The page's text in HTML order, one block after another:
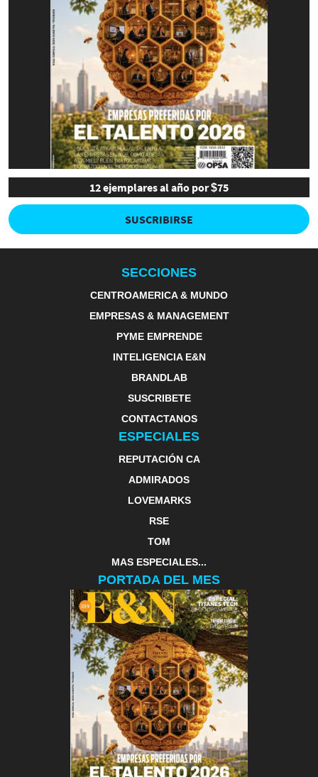
12 ejemplares al año por $75
SUSCRIBIRSE
SECCIONES
CENTROAMERICA & MUNDO
EMPRESAS & MANAGEMENT
PYME EMPRENDE
INTELIGENCIA E&N
BRANDLAB
SUSCRIBETE
CONTACTANOS
ESPECIALES
REPUTACIÓN CA
ADMIRADOS
LOVEMARKS
RSE
TOM
MAS ESPECIALES...
PORTADA DEL MES